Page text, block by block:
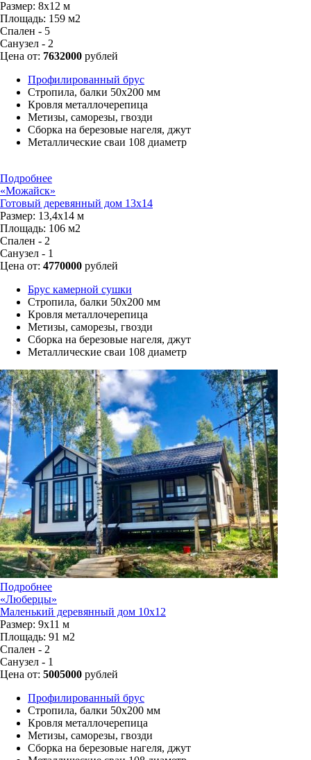
Размер: 8х12 м
Площадь: 159 м2
Спален - 5
Санузел - 2
Цена от: 7632000 рублей
Профилированный брус
Стропила, балки 50х200 мм
Кровля металлочерепица
Метизы, саморезы, гвозди
Сборка на березовые нагеля, джут
Металлические сваи 108 диаметр
Подробнее
«Можайск»
Готовый деревянный дом 13х14
Размер: 13,4х14 м
Площадь: 106 м2
Спален - 2
Санузел - 1
Цена от: 4770000 рублей
Брус камерной сушки
Стропила, балки 50х200 мм
Кровля металлочерепица
Метизы, саморезы, гвозди
Сборка на березовые нагеля, джут
Металлические сваи 108 диаметр
Подробнее
«Люберцы»
Маленький деревянный дом 10х12
Размер: 9х11 м
Площадь: 91 м2
Спален - 2
Санузел - 1
Цена от: 5005000 рублей
Профилированный брус
Стропила, балки 50х200 мм
Кровля металлочерепица
Метизы, саморезы, гвозди
Сборка на березовые нагеля, джут